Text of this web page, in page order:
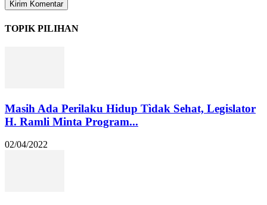
TOPIK PILIHAN
Masih Ada Perilaku Hidup Tìdak Sehat, Legislator
H. Ramli Minta Program...
02/04/2022